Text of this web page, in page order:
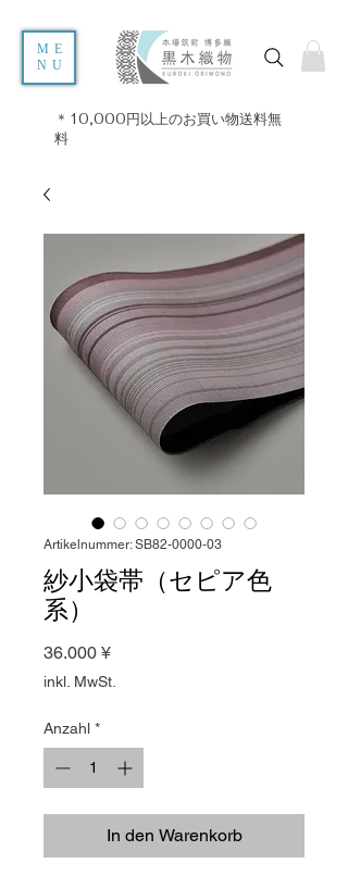
ME
NU
＊10,000円以上のお買い物送料無
料
Artikelnummer: SB82-0000‐03
紗小袋帯（セピア色
系）
36.000 ¥Preis
inkl. MwSt.
Anzahl *
In den Warenkorb